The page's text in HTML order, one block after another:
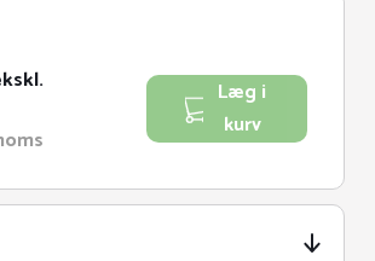
Læg i
kurv